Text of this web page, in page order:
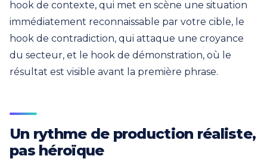
hook de contexte, qui met en scène une situation
immédiatement reconnaissable par votre cible, le
hook de contradiction, qui attaque une croyance
du secteur, et le hook de démonstration, où le
résultat est visible avant la première phrase.
Un rythme de production réaliste,
pas héroïque